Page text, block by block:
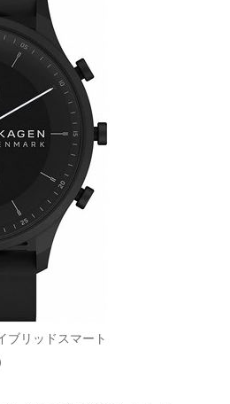
ブリッドスマート